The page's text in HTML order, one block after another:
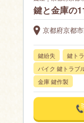
鍵と金庫の
京都府京都
鍵紛失 鍵ト
バイク 鍵トラブ
金庫 鍵作製